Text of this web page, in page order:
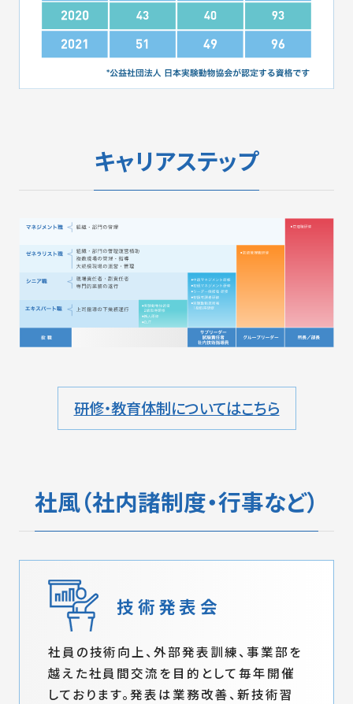
キャリアステップ
研修・教育体制についてはこちら
社風（社内諸制度・行事など）
技術発表会
社員の技術向上、外部発表訓練、事業部を
越えた社員間交流を目的として毎年開催
しております。発表は業務改善、新技術習